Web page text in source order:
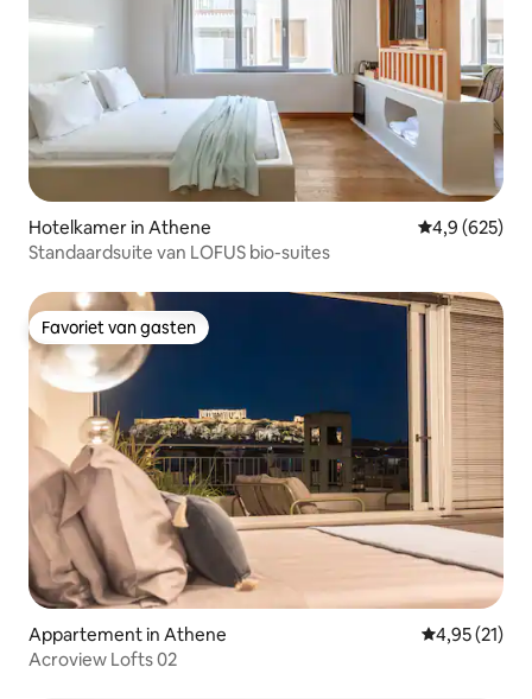
Hotelkamer in Athene Gemiddelde
4,9 (625)
Standaardsuite van LOFUS bio-suites
Favoriet van gasten
Favoriet van gasten
Appartement in Athene Gemiddelde
4,95 (21)
Acroview Lofts 02